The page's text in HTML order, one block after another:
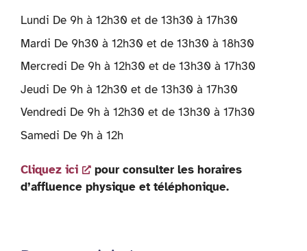
Lundi De 9h à 12h30 et de 13h30 à 17h30
Mardi De 9h30 à 12h30 et de 13h30 à 18h30
Mercredi De 9h à 12h30 et de 13h30 à 17h30
Jeudi De 9h à 12h30 et de 13h30 à 17h30
Vendredi De 9h à 12h30 et de 13h30 à 17h30
Samedi De 9h à 12h
Cliquez ici
pour consulter les horaires
d’affluence physique et téléphonique.